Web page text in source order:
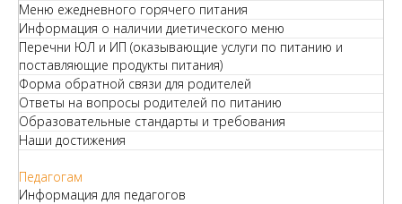
Меню ежедневного горячего питания
Информация о наличии диетического меню
Перечни ЮЛ и ИП (оказывающие услуги по питанию и
поставляющие продукты питания)
Форма обратной связи для родителей
Ответы на вопросы родителей по питанию
Образовательные стандарты и требования
Наши достижения
Педагогам
Информация для педагогов